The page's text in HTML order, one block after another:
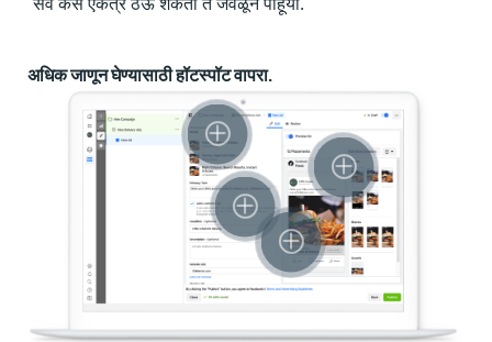
अधिक जाणून घेण्यासाठी हॉटस्पॉट वापरा.